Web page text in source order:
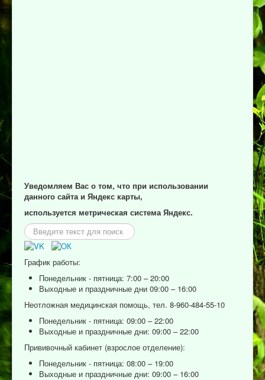
Уведомляем Вас о том, что при использовании
данного сайта и Яндекс карты,
используется метрическая система Яндекс.
Искать...
График работы:
Понедельник - пятница: 7:00 – 20:00
Выходные и праздничные дни 09:00 – 16:00
Неотложная медицинская помощь, тел. 8-960-484-55-10
Понедельник - пятница: 09:00 – 22:00
Выходные и праздничные дни: 09:00 – 22:00
Прививочный кабинет (взрослое отделение):
Понедельник - пятница: 08:00 – 19:00
Выходные и праздничные дни: 09:00 – 16:00